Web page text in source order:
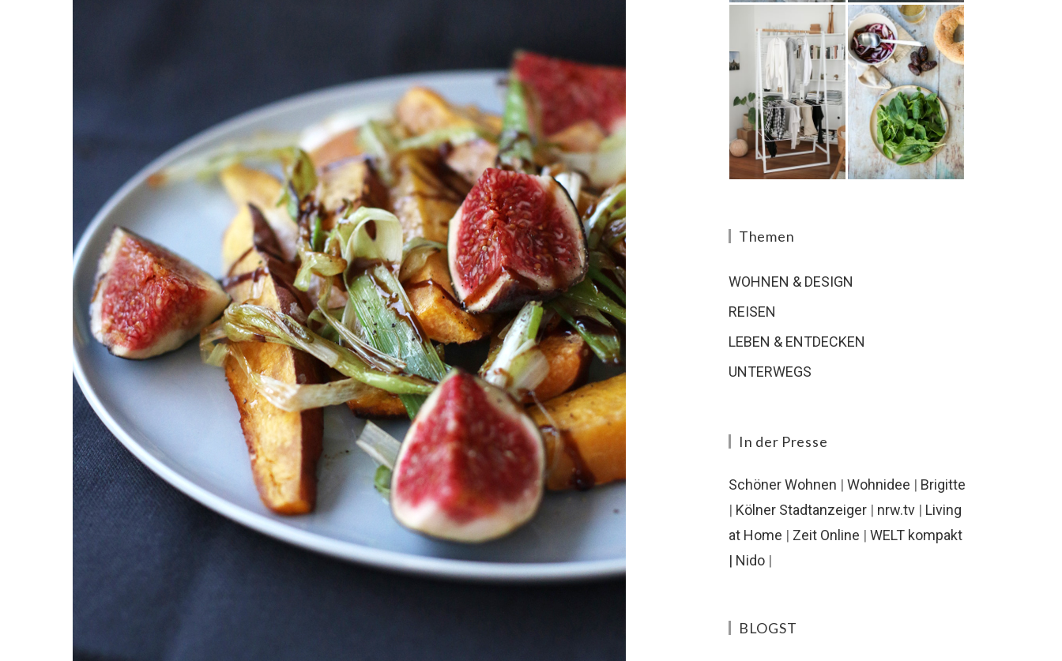
Themen
WOHNEN & DESIGN
REISEN
LEBEN & ENTDECKEN
UNTERWEGS
In der Presse
Schöner Wohnen | Wohnidee | Brigitte
| Kölner Stadtanzeiger | nrw.tv | Living
at Home | Zeit Online | WELT kompakt
| Nido |
BLOGST